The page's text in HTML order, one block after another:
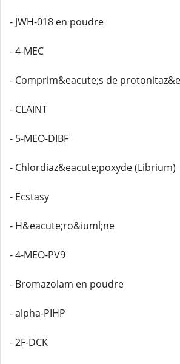
- JWH-018 en poudre
- 4-MEC
- Comprim&eacute;s de
- CLAINT
- 5-MEO-DIBF
- Chlordiaz&eacute;poxyde (Librium)
- Ecstasy
- H&eacute;ro&iuml;ne
- 4-MEO-PV9
- Bromazolam en poudre
- alpha-PIHP
- 2F-DCK